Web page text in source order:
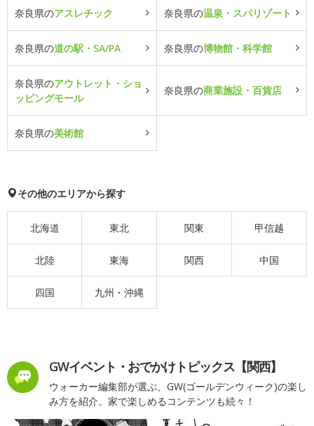
奈良県のアスレチック 奈良県の温泉・スパリゾート
奈良県の道の駅・SA/PA 奈良県の博物館・科学館
奈良県のアウトレット・ショ
ッピングモール
奈良県の商業施設・百貨店
奈良県の美術館
その他のエリアから探す
北海道 東北 関東 甲信越
北陸 東海 関西 中国
四国 九州・沖縄
GWイベント・おでかけトピックス【関西】
ウォーカー編集部が選ぶ、GW(ゴールデンウィーク)の楽し
み方を紹介。家で楽しめるコンテンツも続々！